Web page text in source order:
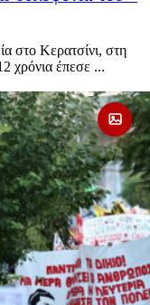
στο Κερατσίνι, στη
χρόνια έπεσε ...